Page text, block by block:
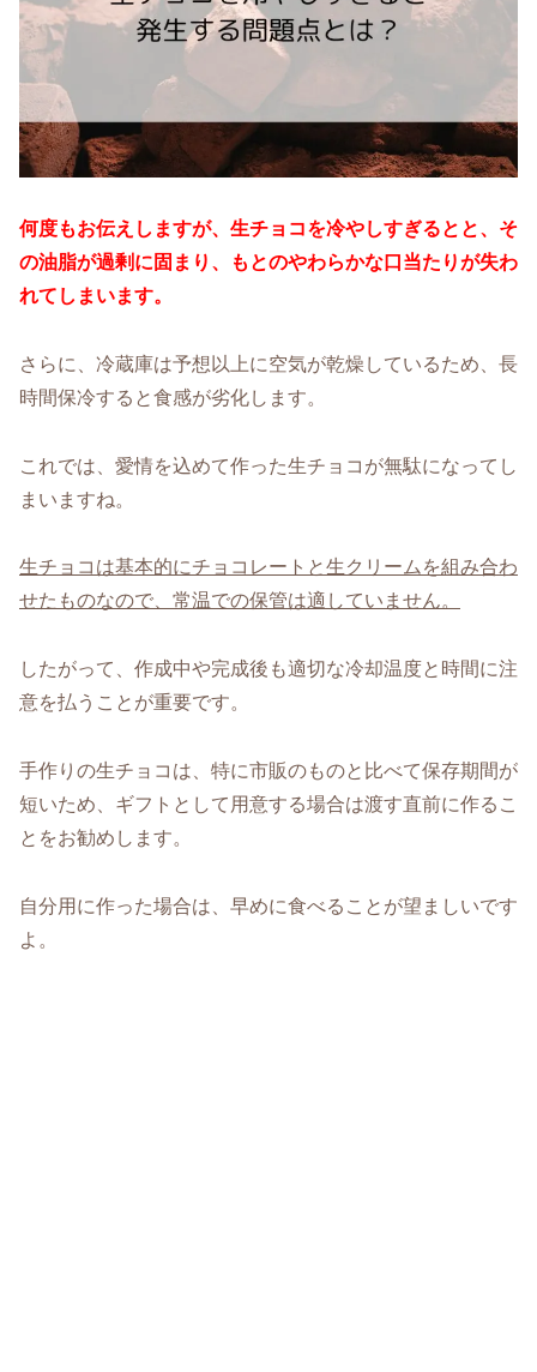
何度もお伝えしますが、生チョコを冷やしすぎるとと、そ
の油脂が過剰に固まり、もとのやわらかな口当たりが失わ
れてしまいます。
さらに、冷蔵庫は予想以上に空気が乾燥しているため、長
時間保冷すると食感が劣化します。
これでは、愛情を込めて作った生チョコが無駄になってし
まいますね。
生チョコは基本的にチョコレートと生クリームを組み合わ
せたものなので、常温での保管は適していません。
したがって、作成中や完成後も適切な冷却温度と時間に注
意を払うことが重要です。
手作りの生チョコは、特に市販のものと比べて保存期間が
短いため、ギフトとして用意する場合は渡す直前に作るこ
とをお勧めします。
自分用に作った場合は、早めに食べることが望ましいです
よ。